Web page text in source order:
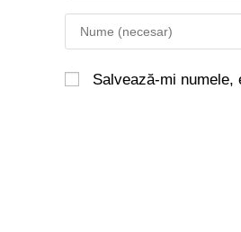
Salvează-mi